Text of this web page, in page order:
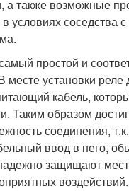
а также возможные
условиях соседства
простой и
установки реле
кабель,
Таким образом
соединения,
ввод в него,
защищают
воздействий.